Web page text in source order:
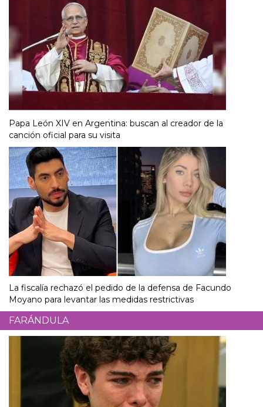
Papa León XIV en Argentina: buscan al creador de la
canción oficial para su visita
La fiscalía rechazó el pedido de la defensa de Facundo
Moyano para levantar las medidas restrictivas
FARÁNDULA